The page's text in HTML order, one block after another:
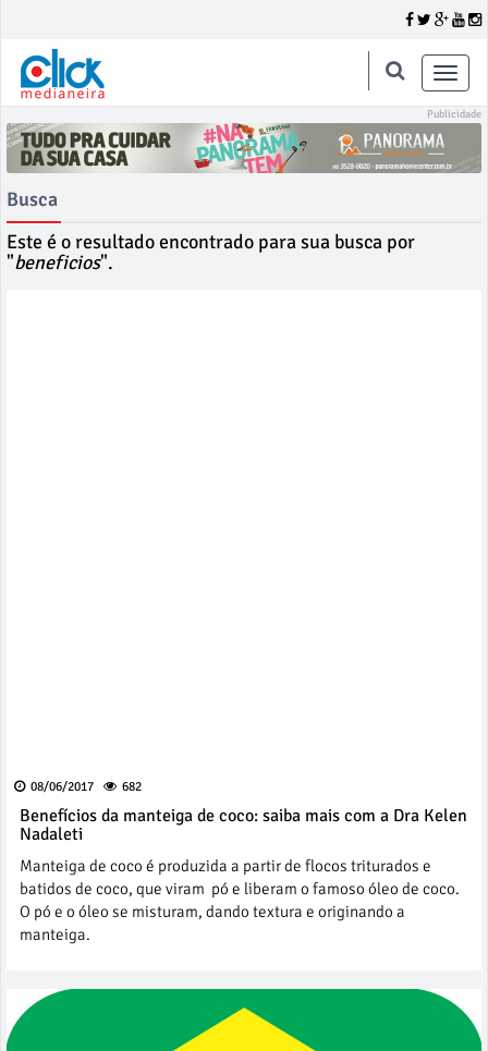
Toggle
Busca
Este é o resultado encontrado para sua busca por
"beneficios".
08/06/2017 682
Benefícios da manteiga de coco: saiba mais com a Dra Kelen
Nadaleti
Manteiga de coco é produzida a partir de flocos triturados e
batidos de coco, que viram pó e liberam o famoso óleo de coco.
O pó e o óleo se misturam, dando textura e originando a
manteiga.